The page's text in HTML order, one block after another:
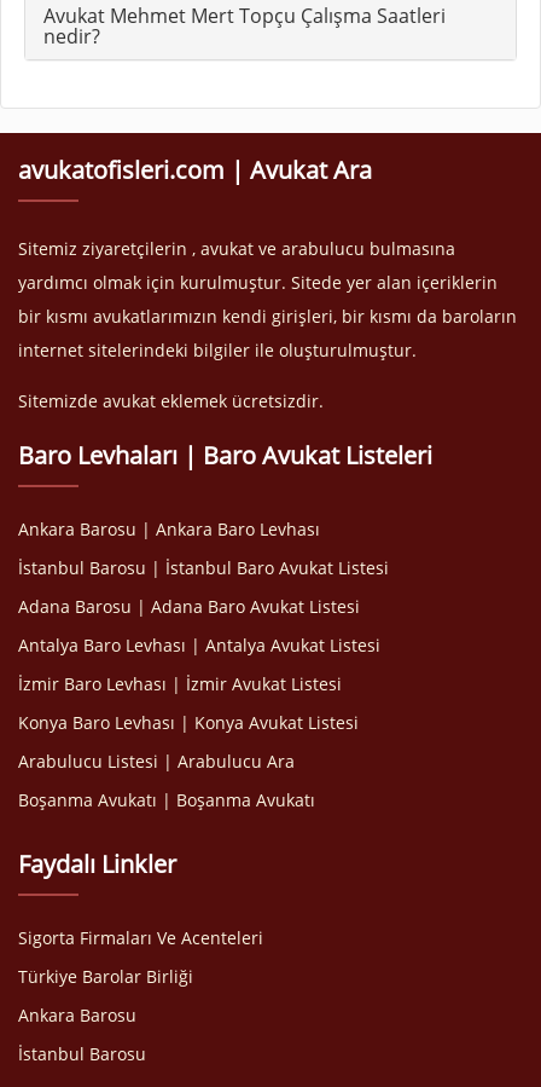
Avukat Mehmet Mert Topçu Çalışma Saatleri
nedir?
avukatofisleri.com | Avukat Ara
Sitemiz ziyaretçilerin , avukat ve arabulucu bulmasına
yardımcı olmak için kurulmuştur. Sitede yer alan içeriklerin
bir kısmı avukatlarımızın kendi girişleri, bir kısmı da baroların
internet sitelerindeki bilgiler ile oluşturulmuştur.
Sitemizde avukat eklemek ücretsizdir.
Baro Levhaları | Baro Avukat Listeleri
Ankara Barosu | Ankara Baro Levhası
İstanbul Barosu | İstanbul Baro Avukat Listesi
Adana Barosu | Adana Baro Avukat Listesi
Antalya Baro Levhası | Antalya Avukat Listesi
İzmir Baro Levhası | İzmir Avukat Listesi
Konya Baro Levhası | Konya Avukat Listesi
Arabulucu Listesi | Arabulucu Ara
Boşanma Avukatı | Boşanma Avukatı
Faydalı Linkler
Sigorta Firmaları Ve Acenteleri
Türkiye Barolar Birliği
Ankara Barosu
İstanbul Barosu